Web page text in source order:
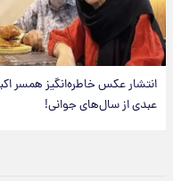
انتشار عکس خاطره‌انگیز همسر اکبر
عبدی از سال‌های جوانی!